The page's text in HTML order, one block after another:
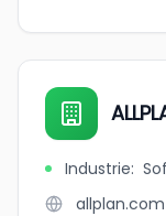
Industrie:
allplan.com